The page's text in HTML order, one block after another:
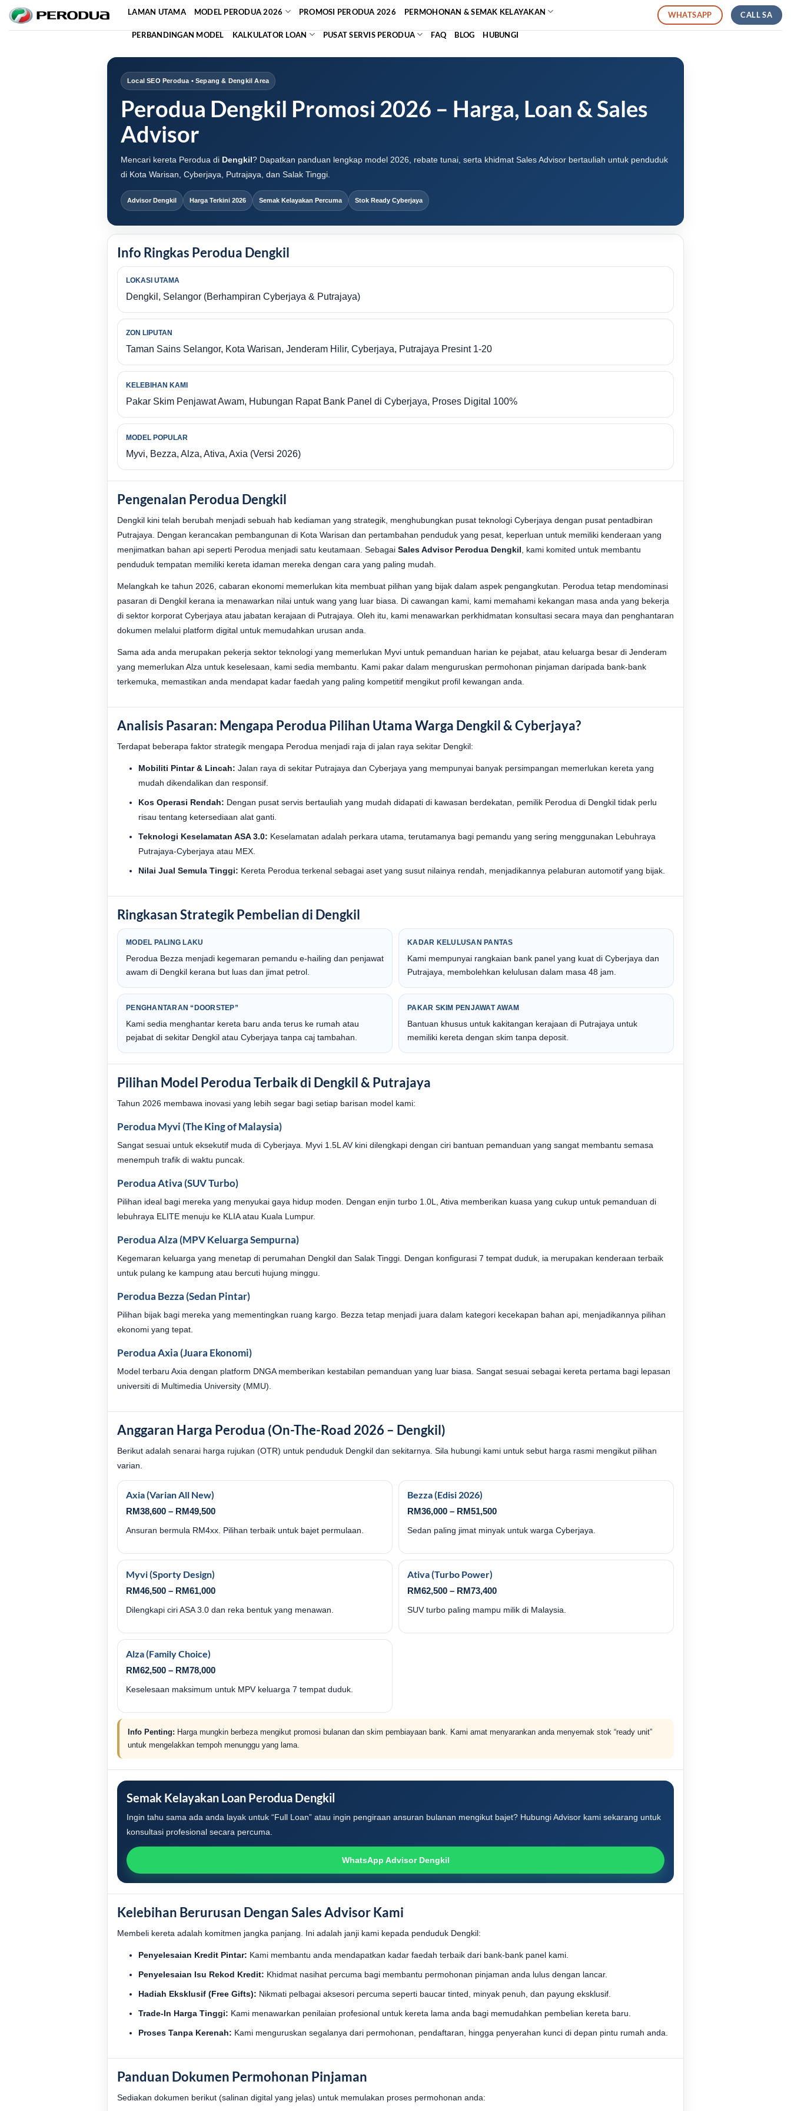
Skip
LAMAN UTAMA MODEL PERODUA 2026 PROMOSI PERODUA 2026 PERMOHONAN & SEMAK KELAYAKAN
PERBANDINGAN MODEL KALKULATOR LOAN PUSAT SERVIS PERODUA FAQ BLOG HUBUNGI
WHATSAPP CALL SA
Local SEO Perodua • Sepang & Dengkil Area
Perodua Dengkil Promosi 2026 – Harga, Loan & Sales
Advisor
Mencari kereta Perodua di Dengkil? Dapatkan panduan lengkap model 2026, rebate tunai, serta khidmat Sales Advisor bertauliah untuk penduduk
di Kota Warisan, Cyberjaya, Putrajaya, dan Salak Tinggi.
Advisor Dengkil Harga Terkini 2026 Semak Kelayakan Percuma Stok Ready Cyberjaya
Info Ringkas Perodua Dengkil
LOKASI UTAMA
Dengkil, Selangor (Berhampiran Cyberjaya & Putrajaya)
ZON LIPUTAN
Taman Sains Selangor, Kota Warisan, Jenderam Hilir, Cyberjaya, Putrajaya Presint 1-20
KELEBIHAN KAMI
Pakar Skim Penjawat Awam, Hubungan Rapat Bank Panel di Cyberjaya, Proses Digital 100%
MODEL POPULAR
Myvi, Bezza, Alza, Ativa, Axia (Versi 2026)
Pengenalan Perodua Dengkil
Dengkil kini telah berubah menjadi sebuah hab kediaman yang strategik, menghubungkan pusat teknologi Cyberjaya dengan pusat pentadbiran
Putrajaya. Dengan kerancakan pembangunan di Kota Warisan dan pertambahan penduduk yang pesat, keperluan untuk memiliki kenderaan yang
menjimatkan bahan api seperti Perodua menjadi satu keutamaan. Sebagai Sales Advisor Perodua Dengkil , kami komited untuk membantu
penduduk tempatan memiliki kereta idaman mereka dengan cara yang paling mudah.
Melangkah ke tahun 2026, cabaran ekonomi memerlukan kita membuat pilihan yang bijak dalam aspek pengangkutan. Perodua tetap mendominasi
pasaran di Dengkil kerana ia menawarkan nilai untuk wang yang luar biasa. Di cawangan kami, kami memahami kekangan masa anda yang bekerja
di sektor korporat Cyberjaya atau jabatan kerajaan di Putrajaya. Oleh itu, kami menawarkan perkhidmatan konsultasi secara maya dan penghantaran
dokumen melalui platform digital untuk memudahkan urusan anda.
Sama ada anda merupakan pekerja sektor teknologi yang memerlukan Myvi untuk pemanduan harian ke pejabat, atau keluarga besar di Jenderam
yang memerlukan Alza untuk keselesaan, kami sedia membantu. Kami pakar dalam menguruskan permohonan pinjaman daripada bank-bank
terkemuka, memastikan anda mendapat kadar faedah yang paling kompetitif mengikut profil kewangan anda.
Analisis Pasaran: Mengapa Perodua Pilihan Utama Warga Dengkil & Cyberjaya?
Terdapat beberapa faktor strategik mengapa Perodua menjadi raja di jalan raya sekitar Dengkil:
Mobiliti Pintar & Lincah: Jalan raya di sekitar Putrajaya dan Cyberjaya yang mempunyai banyak persimpangan memerlukan kereta yang
mudah dikendalikan dan responsif.
Kos Operasi Rendah: Dengan pusat servis bertauliah yang mudah didapati di kawasan berdekatan, pemilik Perodua di Dengkil tidak perlu
risau tentang ketersediaan alat ganti.
Teknologi Keselamatan ASA 3.0: Keselamatan adalah perkara utama, terutamanya bagi pemandu yang sering menggunakan Lebuhraya
Putrajaya-Cyberjaya atau MEX.
Nilai Jual Semula Tinggi: Kereta Perodua terkenal sebagai aset yang susut nilainya rendah, menjadikannya pelaburan automotif yang bijak.
Ringkasan Strategik Pembelian di Dengkil
MODEL PALING LAKU
Perodua Bezza menjadi kegemaran pemandu e-hailing dan penjawat
awam di Dengkil kerana but luas dan jimat petrol.
KADAR KELULUSAN PANTAS
Kami mempunyai rangkaian bank panel yang kuat di Cyberjaya dan
Putrajaya, membolehkan kelulusan dalam masa 48 jam.
PENGHANTARAN “DOORSTEP”
Kami sedia menghantar kereta baru anda terus ke rumah atau
pejabat di sekitar Dengkil atau Cyberjaya tanpa caj tambahan.
PAKAR SKIM PENJAWAT AWAM
Bantuan khusus untuk kakitangan kerajaan di Putrajaya untuk
memiliki kereta dengan skim tanpa deposit.
Pilihan Model Perodua Terbaik di Dengkil & Putrajaya
Tahun 2026 membawa inovasi yang lebih segar bagi setiap barisan model kami:
Perodua Myvi (The King of Malaysia)
Sangat sesuai untuk eksekutif muda di Cyberjaya. Myvi 1.5L AV kini dilengkapi dengan ciri bantuan pemanduan yang sangat membantu semasa
menempuh trafik di waktu puncak.
Perodua Ativa (SUV Turbo)
Pilihan ideal bagi mereka yang menyukai gaya hidup moden. Dengan enjin turbo 1.0L, Ativa memberikan kuasa yang cukup untuk pemanduan di
lebuhraya ELITE menuju ke KLIA atau Kuala Lumpur.
Perodua Alza (MPV Keluarga Sempurna)
Kegemaran keluarga yang menetap di perumahan Dengkil dan Salak Tinggi. Dengan konfigurasi 7 tempat duduk, ia merupakan kenderaan terbaik
untuk pulang ke kampung atau bercuti hujung minggu.
Perodua Bezza (Sedan Pintar)
Pilihan bijak bagi mereka yang mementingkan ruang kargo. Bezza tetap menjadi juara dalam kategori kecekapan bahan api, menjadikannya pilihan
ekonomi yang tepat.
Perodua Axia (Juara Ekonomi)
Model terbaru Axia dengan platform DNGA memberikan kestabilan pemanduan yang luar biasa. Sangat sesuai sebagai kereta pertama bagi lepasan
universiti di Multimedia University (MMU).
Anggaran Harga Perodua (On-The-Road 2026 – Dengkil)
Berikut adalah senarai harga rujukan (OTR) untuk penduduk Dengkil dan sekitarnya. Sila hubungi kami untuk sebut harga rasmi mengikut pilihan
varian.
Axia (Varian All New)
RM38,600 – RM49,500
Ansuran bermula RM4xx. Pilihan terbaik untuk bajet permulaan.
Bezza (Edisi 2026)
RM36,000 – RM51,500
Sedan paling jimat minyak untuk warga Cyberjaya.
Myvi (Sporty Design)
RM46,500 – RM61,000
Dilengkapi ciri ASA 3.0 dan reka bentuk yang menawan.
Ativa (Turbo Power)
RM62,500 – RM73,400
SUV turbo paling mampu milik di Malaysia.
Alza (Family Choice)
RM62,500 – RM78,000
Keselesaan maksimum untuk MPV keluarga 7 tempat duduk.
Info Penting: Harga mungkin berbeza mengikut promosi bulanan dan skim pembiayaan bank. Kami amat menyarankan anda menyemak stok “ready unit”
untuk mengelakkan tempoh menunggu yang lama.
Semak Kelayakan Loan Perodua Dengkil
Ingin tahu sama ada anda layak untuk “Full Loan” atau ingin pengiraan ansuran bulanan mengikut bajet? Hubungi Advisor kami sekarang untuk
konsultasi profesional secara percuma.
WhatsApp Advisor Dengkil
Kelebihan Berurusan Dengan Sales Advisor Kami
Membeli kereta adalah komitmen jangka panjang. Ini adalah janji kami kepada penduduk Dengkil:
Penyelesaian Kredit Pintar: Kami membantu anda mendapatkan kadar faedah terbaik dari bank-bank panel kami.
Penyelesaian Isu Rekod Kredit: Khidmat nasihat percuma bagi membantu permohonan pinjaman anda lulus dengan lancar.
Hadiah Eksklusif (Free Gifts): Nikmati pelbagai aksesori percuma seperti baucar tinted, minyak penuh, dan payung eksklusif.
Trade-In Harga Tinggi: Kami menawarkan penilaian profesional untuk kereta lama anda bagi memudahkan pembelian kereta baru.
Proses Tanpa Kerenah: Kami menguruskan segalanya dari permohonan, pendaftaran, hingga penyerahan kunci di depan pintu rumah anda.
Panduan Dokumen Permohonan Pinjaman
Sediakan dokumen berikut (salinan digital yang jelas) untuk memulakan proses permohonan anda: